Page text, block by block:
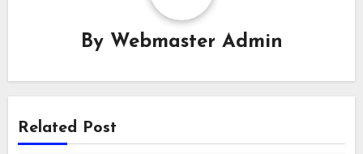
By Webmaster Admin
Related Post